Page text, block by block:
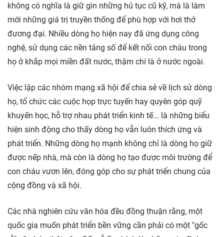
không có nghĩa là giữ gìn những hủ tục cũ kỹ, mà là làm
mới những giá trị truyền thống để phù hợp với hơi thở
đương đại. Nhiều dòng họ hiện nay đã ứng dụng công
nghệ, sử dụng các nền tảng số để kết nối con cháu trong
họ ở khắp mọi miền đất nước, thậm chí là ở nước ngoài.
Việc lập các nhóm mạng xã hội để chia sẻ về lịch sử dòng
họ, tổ chức các cuộc họp trực tuyến hay quyên góp quỹ
khuyến học, hỗ trợ nhau phát triển kinh tế... là những biểu
hiện sinh động cho thấy dòng họ vẫn luôn thích ứng và
phát triển. Những dòng họ mạnh không chỉ là dòng họ giữ
được nếp nhà, mà còn là dòng họ tạo được môi trường để
con cháu vươn lên, đóng góp cho sự phát triển chung của
cộng đồng và xã hội.
Các nhà nghiên cứu văn hóa đều đồng thuận rằng, một
quốc gia muốn phát triển bền vững cần phải có một "gốc